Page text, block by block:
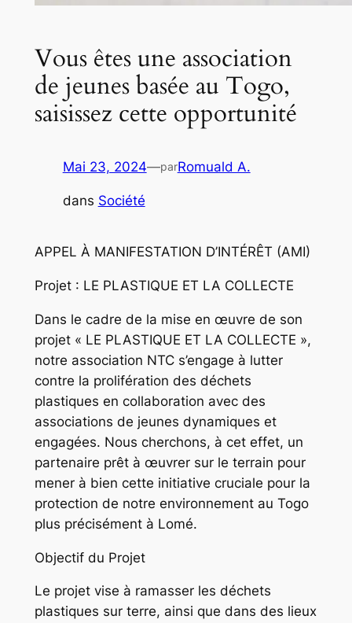
Vous êtes une association
de jeunes basée au Togo,
saisissez cette opportunité
Mai 23, 2024—parRomuald A.
dans Société
APPEL À MANIFESTATION D’INTÉRÊT (AMI)
Projet : LE PLASTIQUE ET LA COLLECTE
Dans le cadre de la mise en œuvre de son
projet « LE PLASTIQUE ET LA COLLECTE »,
notre association NTC s’engage à lutter
contre la prolifération des déchets
plastiques en collaboration avec des
associations de jeunes dynamiques et
engagées. Nous cherchons, à cet effet, un
partenaire prêt à œuvrer sur le terrain pour
mener à bien cette initiative cruciale pour la
protection de notre environnement au Togo
plus précisément à Lomé.
Objectif du Projet
Le projet vise à ramasser les déchets
plastiques sur terre, ainsi que dans des lieux